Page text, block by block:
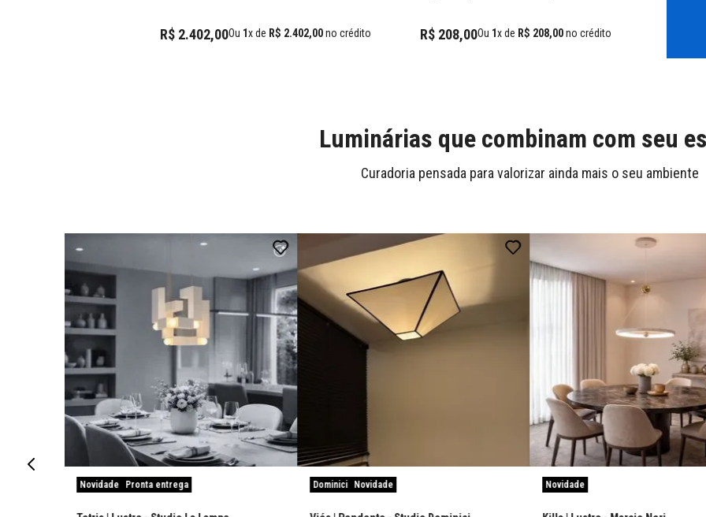
R$ 2.402,00Ou 1x de R$ 2.402,00no crédito R$ 208,00Ou 1x de R$ 208,00no crédito
Luminárias que combinam com seu
Curadoria pensada para valorizar ainda mais o seu ambiente
Novidade Pronta entrega Dominici Novidade Novidade